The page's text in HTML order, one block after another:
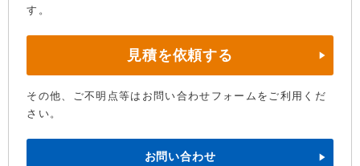
す。
見積を依頼する
その他、ご不明点等はお問い合わせフォームをご利用くだ
さい。
お問い合わせ